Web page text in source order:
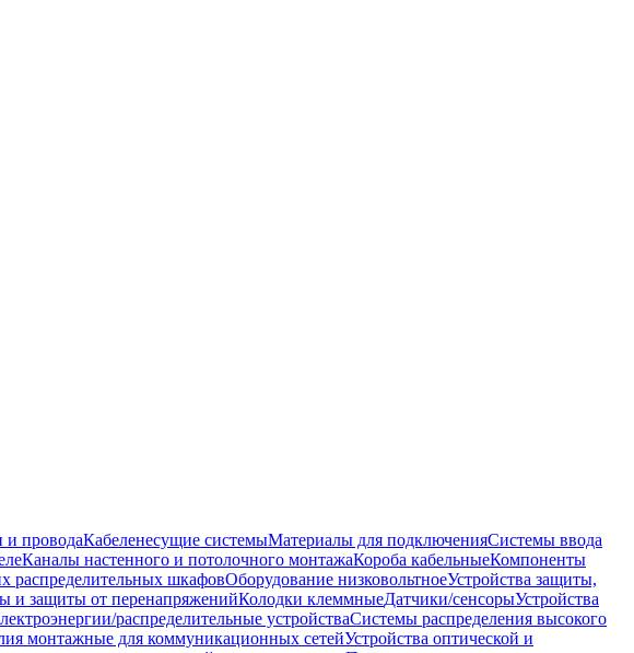
и проводаКабеленесущие системыМатериалы для подключенияСистемы ввода
Каналы настенного и потолочного монтажаКороба кабельныеКомпоненты
распределительных шкафовОборудование низковольтноеУстройства защиты,
и защиты от перенапряженийКолодки клеммныеДатчики/сенсорыУстройства
распределительные устройстваСистемы распределения высокого
монтажные для коммуникационных сетейУстройства оптической и